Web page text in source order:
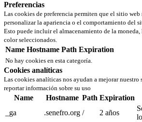
Preferencias
Las cookies de preferencia permiten que el sitio
personalizar la apariencia o el comportamiento del
Esto puede incluir el almacenamiento de la
color seleccionados.
Name Hostname Path Expiration
No hay cookies en esta categoría.
Cookies analíticas
Las cookies analíticas nos ayudan a mejorar
reportar información sobre su uso
Name Hostname Path Expiration
_ga
.senefro.org / 2 años